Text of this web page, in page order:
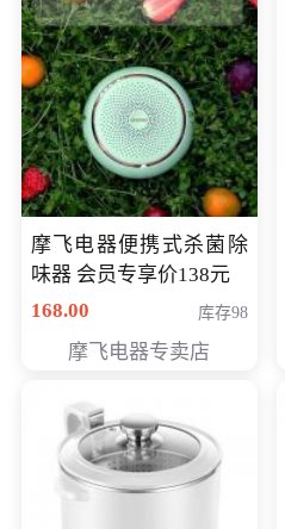
摩飞电器便携式杀菌除
味器 会员专享价138元
168.00
库存98
摩飞电器专卖店